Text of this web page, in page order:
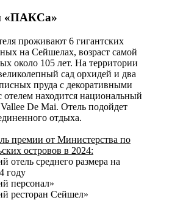
«ПАКСа»
проживают 6 гигантских
на Сейшелах, возраст самой
около 105 лет. На территории
сад орхидей и два
пруда с декоративными
находится национальный
De Mai. Отель подойдет
отдыха.
премии от Министерства по
островов в 2024:
отель среднего размера на
году
персонал»
ресторан Сейшел»